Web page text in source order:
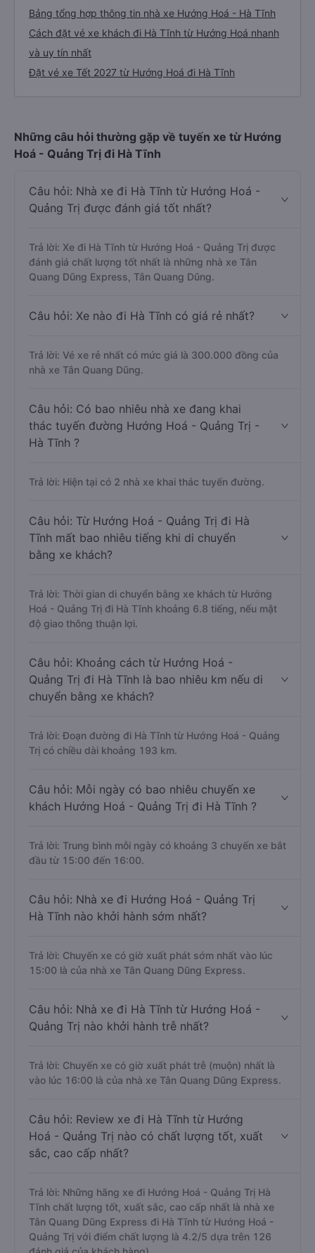
Bảng tổng hợp thông tin nhà xe Hướng Hoá - Hà Tĩnh
Cách đặt vé xe khách đi Hà Tĩnh từ Hướng Hoá nhanh
và uy tín nhất
Đặt vé xe Tết 2027 từ Hướng Hoá đi Hà Tĩnh
Những câu hỏi thường gặp về tuyến xe từ Hướng
Hoá - Quảng Trị đi Hà Tĩnh
Câu hỏi: Nhà xe đi Hà Tĩnh từ Hướng Hoá -
Quảng Trị được đánh giá tốt nhất?
Trả lời: Xe đi Hà Tĩnh từ Hướng Hoá - Quảng Trị được
đánh giá chất lượng tốt nhất là những nhà xe Tân
Quang Dũng Express, Tân Quang Dũng.
Câu hỏi: Xe nào đi Hà Tĩnh có giá rẻ nhất?
Trả lời: Vé xe rẻ nhất có mức giá là 300.000 đồng của
nhà xe Tân Quang Dũng.
Câu hỏi: Có bao nhiêu nhà xe đang khai
thác tuyến đường Hướng Hoá - Quảng Trị -
Hà Tĩnh ?
Trả lời: Hiện tại có 2 nhà xe khai thác tuyến đường.
Câu hỏi: Từ Hướng Hoá - Quảng Trị đi Hà
Tĩnh mất bao nhiêu tiếng khi di chuyển
bằng xe khách?
Trả lời: Thời gian di chuyển bằng xe khách từ Hướng
Hoá - Quảng Trị đi Hà Tĩnh khoảng 6.8 tiếng, nếu mật
độ giao thông thuận lợi.
Câu hỏi: Khoảng cách từ Hướng Hoá -
Quảng Trị đi Hà Tĩnh là bao nhiêu km nếu di
chuyển bằng xe khách?
Trả lời: Đoạn đường đi Hà Tĩnh từ Hướng Hoá - Quảng
Trị có chiều dài khoảng 193 km.
Câu hỏi: Mỗi ngày có bao nhiêu chuyến xe
khách Hướng Hoá - Quảng Trị đi Hà Tĩnh ?
Trả lời: Trung bình mỗi ngày có khoảng 3 chuyến xe bắt
đầu từ 15:00 đến 16:00.
Câu hỏi: Nhà xe đi Hướng Hoá - Quảng Trị
Hà Tĩnh nào khởi hành sớm nhất?
Trả lời: Chuyến xe có giờ xuất phát sớm nhất vào lúc
15:00 là của nhà xe Tân Quang Dũng Express.
Câu hỏi: Nhà xe đi Hà Tĩnh từ Hướng Hoá -
Quảng Trị nào khởi hành trễ nhất?
Trả lời: Chuyến xe có giờ xuất phát trễ (muộn) nhất là
vào lúc 16:00 là của nhà xe Tân Quang Dũng Express.
Câu hỏi: Review xe đi Hà Tĩnh từ Hướng
Hoá - Quảng Trị nào có chất lượng tốt, xuất
sắc, cao cấp nhất?
Trả lời: Những hãng xe đi Hướng Hoá - Quảng Trị Hà
Tĩnh chất lượng tốt, xuất sắc, cao cấp nhất là nhà xe
Tân Quang Dũng Express đi Hà Tĩnh từ Hướng Hoá -
Quảng Trị với điểm chất lượng là 4.2/5 dựa trên 126